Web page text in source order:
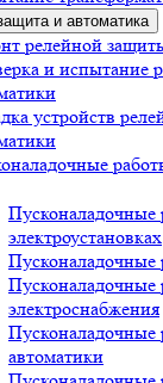
и автоматика
релейной
и испытание
устройств
Пусконаладочные
электроустановках
Пусконаладочные
Пусконаладочные
электроснабжения
Пусконаладочные
автоматики